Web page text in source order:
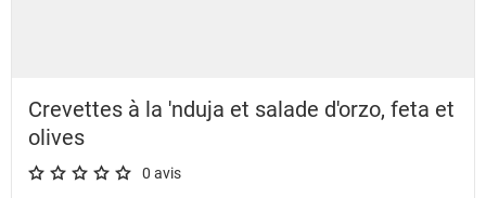
Crevettes à la 'nduja et salade d'orzo, feta et
olives
A star rating of 0 out of 5.
0 avis